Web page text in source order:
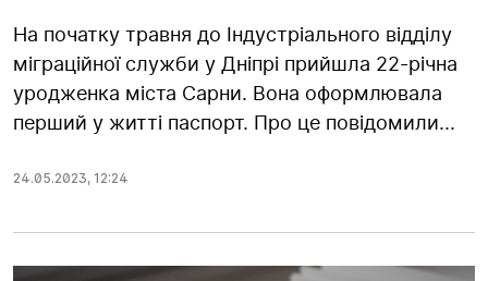
На початку травня до Індустріального відділу
міграційної служби у Дніпрі прийшла 22-річна
уродженка міста Сарни. Вона оформлювала
перший у житті паспорт. Про це повідомили...
24.05.2023, 12:24